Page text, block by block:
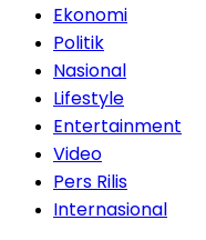
Ekonomi
Politik
Nasional
Lifestyle
Entertainment
Video
Pers Rilis
Internasional